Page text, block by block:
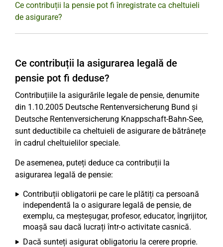
Ce contribuții la pensie pot fi înregistrate ca cheltuieli
de asigurare?
Ce contribuții la asigurarea legală de
pensie pot fi deduse?
Contribuțiile la asigurările legale de pensie, denumite
din 1.10.2005 Deutsche Rentenversicherung Bund și
Deutsche Rentenversicherung Knappschaft-Bahn-See,
sunt deductibile ca cheltuieli de asigurare de bătrânețe
în cadrul cheltuielilor speciale.
De asemenea, puteți deduce ca contribuții la
asigurarea legală de pensie:
Contribuții obligatorii pe care le plătiți ca persoană
independentă la o asigurare legală de pensie, de
exemplu, ca meșteșugar, profesor, educator, îngrijitor,
moașă sau dacă lucrați într-o activitate casnică.
Dacă sunteți asigurat obligatoriu la cerere proprie.